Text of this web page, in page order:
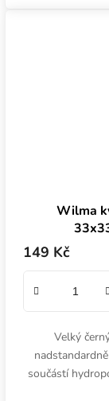
Wilma
149 Kč
Velký
součástí